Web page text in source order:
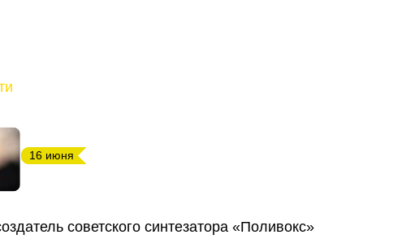
16 июня
советского синтезатора «Поливокс»